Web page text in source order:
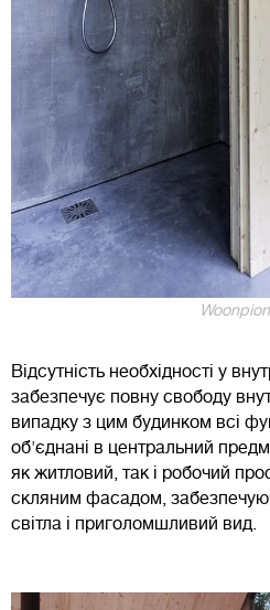
Відсутність необхідності у
забезпечує повну свободу
випадку з цим будинком всі
об'єднані в центральний
як житловий, так і робочий
скляним фасадом,
світла і приголомшливий вид.